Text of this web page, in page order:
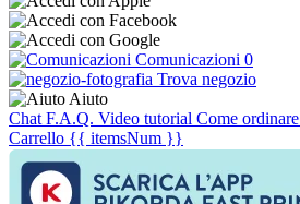
Comunicazioni 0
Trova negozio
Aiuto
Chat F.A.Q. Video tutorial Come ordinare
Carrello {{ itemsNum }}